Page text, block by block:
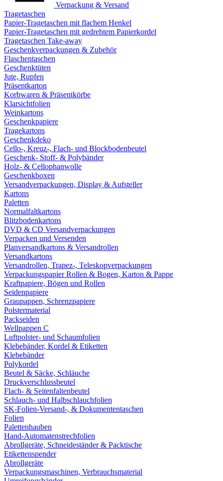
Verpackung & Versand
Tragetaschen
Papier-Tragetaschen mit flachem Henkel
Papier-Tragetaschen mit gedrehtem Papierkordel
Tragetaschen Take-away
Geschenkverpackungen & Zubehör
Flaschentaschen
Geschenktüten
Jute, Rupfen
Präsentkarton
Korbwaren & Präsentkörbe
Klarsichtfolien
Weinkartons
Geschenkpapiere
Tragekartons
Geschenkdeko
Cello-, Kreuz-, Flach- und Blockbodenbeutel
Geschenk- Stoff- & Polybänder
Holz- & Cellophanwolle
Geschenkboxen
Versandverpackungen, Display & Aufsteller
Kartons
Paletten
Normalfaltkartons
Blitzbodenkartons
DVD & CD Versandverpackungen
Verpacken und Versenden
Planversandkartons & Versandrollen
Versandkartons
Versandrollen, Trapez-, Teleskopverpackungen
Verpackungspapier Rollen & Bogen, Karton & Pappe
Kraftpapiere, Bögen und Rollen
Seidenpapiere
Graupappen, Schrenzpapiere
Polstermaterial
Packseiden
Wellpappen C
Luftpolster- und Schaumfolien
Klebebänder, Kordel & Etiketten
Klebebänder
Polykordel
Beutel & Säcke, Schläuche
Druckverschlussbeutel
Flach- & Seitenfaltenbeutel
Schlauch- und Halbschlauchfolien
SK-Folien-Versand-, & Dokumententaschen
Folien
Palettenhauben
Hand-Automatenstrechfolien
Abrollgeräte, Schneideständer & Packtische
Etikettenspender
Abrollgeräte
Verpackungsmaschinen, Verbrauchsmaterial